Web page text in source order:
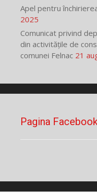
Apel pentru
2025
Comunicat privind
din activitățile de
comunei Felnac 21
Pagina Facebook